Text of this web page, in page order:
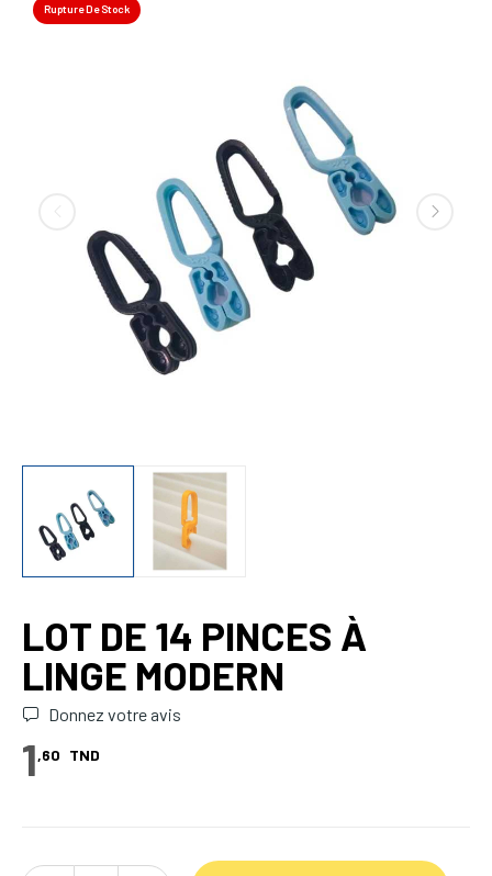
Rupture De Stock
LOT DE 14 PINCES À
LINGE MODERN
Donnez votre avis
1,60 TND